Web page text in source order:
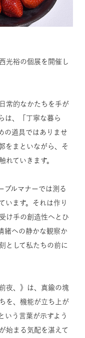
光裕の個展を開催し
常的なかたちを手が
は、「丁寧な暮ら
の道具ではありませ
をまといながら、そ
ていきます。
ブルマナーでは測る
います。それは作り
け手の創造性へとひ
緒への静かな観察か
として私たちの前に
夜、》は、真鍮の塊
を、機能が立ち上が
いう言葉が示すよう
始まる気配を湛えて